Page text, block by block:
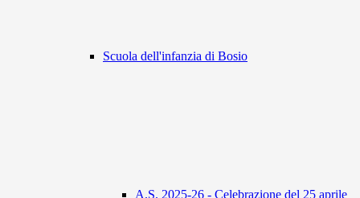
Scuola dell'infanzia di Bosio
A.S. 2025-26 - Celebrazione del 25 aprile